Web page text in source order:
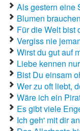
Liebesgrüße
Liebeslieder
Liebestexte
Liebeszauber
Partnerschaft /
erstes Date
Traumfrau /
Als gestern eine
Blumen
Für die Welt bist
Vergiss nie
Wirst du gut auf
Liebe kennen
Bist Du einsam
Wer zu oft liebt,
Wäre ich ein
Es gibt viele
Ich geh' mit dir